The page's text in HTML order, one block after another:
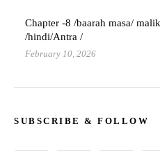
Chapter -8 /baarah masa/
/hindi/Antra /
February 10, 2026
SUBSCRIBE & FOLLOW